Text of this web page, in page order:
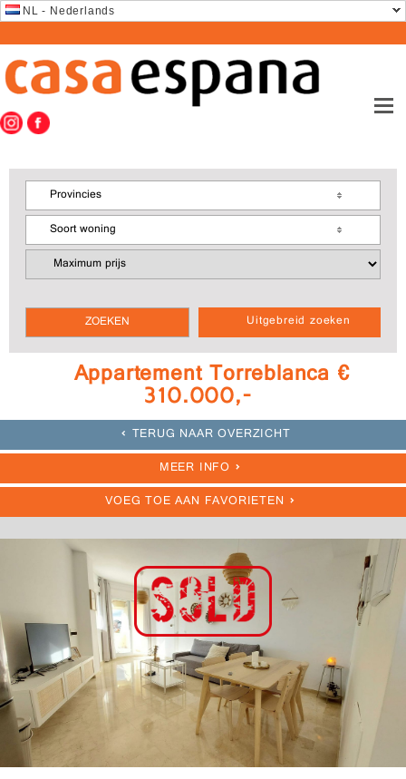
NL - Nederlands
Uitgebreid zoeken
Provincies
Soort woning
Appartement Torreblanca €
310.000,-
TERUG NAAR OVERZICHT
MEER INFO
VOEG TOE AAN FAVORIETEN